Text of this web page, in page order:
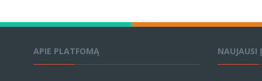
APIE PLATFOMĄ NAUJAUSI